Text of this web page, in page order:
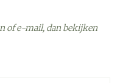
of e-mail, dan bekijken